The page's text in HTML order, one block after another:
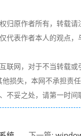
归原作者所有，转载请
代表作者本人的观点，
联网，对于不当转载或
损失，本网不承担责任
不妥之处，请第一时间